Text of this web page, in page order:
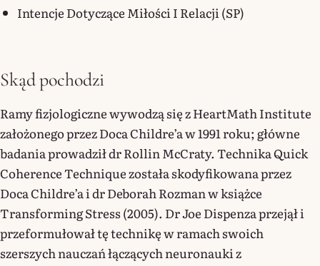
Intencje Dotyczące Miłości I Relacji (SP)
Skąd pochodzi
Ramy fizjologiczne wywodzą się z HeartMath Institute
założonego przez Doca Childre’a w 1991 roku; główne
badania prowadził dr Rollin McCraty. Technika Quick
Coherence Technique została skodyfikowana przez
Doca Childre’a i dr Deborah Rozman w książce
Transforming Stress (2005). Dr Joe Dispenza przejął i
przeformułował tę technikę w ramach swoich
szerszych nauczań łączących neuronauki z